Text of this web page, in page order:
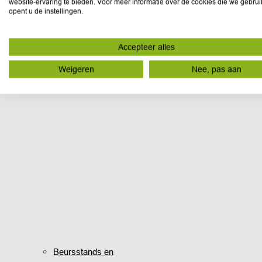
Beursstands en
website-ervaring te bieden. Voor meer informatie over de cookies die we
opent u de instellingen.
Accepteer alles
Weigeren Nee, pas aan